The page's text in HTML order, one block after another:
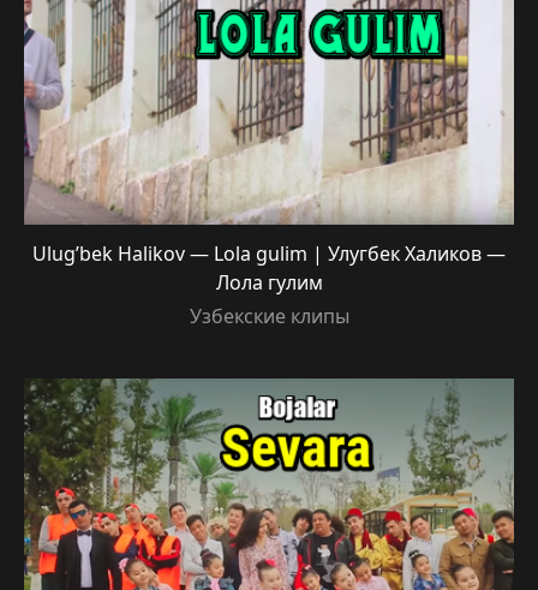
Ulug’bek Halikov — Lola gulim | Улугбек Халиков —
Лола гулим
Узбекские клипы